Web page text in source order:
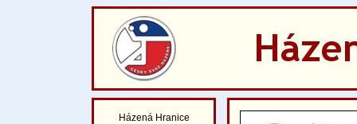
Házená Hranice